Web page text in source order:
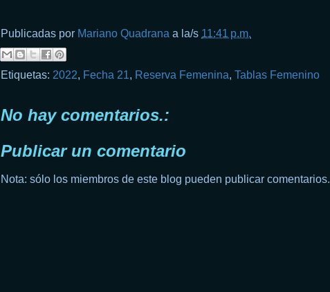
Publicadas por Mariano Quadrana a la/s 11:41 p.m.
Etiquetas: 2022, Fecha 21, Reserva Femenina, Tablas Femenino
No hay comentarios.:
Publicar un comentario
Nota: sólo los miembros de este blog pueden publicar comentarios.